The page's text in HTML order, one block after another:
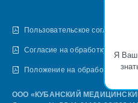
Я Ваш
Пользовательское соглашение
Согласие на обработку
Положение на обработку
ООО «КУБАНСКИЙ